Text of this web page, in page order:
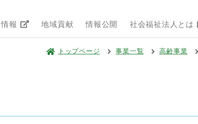
報 地域貢献 情報公開 社会福祉法人とは
トップページ 事業一覧 高齢事業